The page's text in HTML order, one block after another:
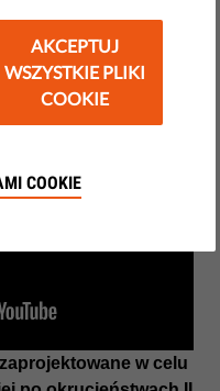
w celu
AKCEPTUJ
WSZYSTKIE PLIKI
COOKIE
COOKIE